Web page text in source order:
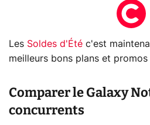
Les Soldes d'Été c'est
meilleurs bons plans et
Comparer le Galaxy
concurrents